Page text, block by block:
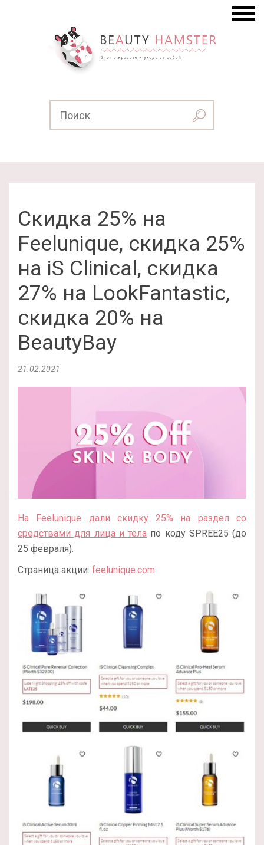
Скидка 25% на
Feelunique, скидка 25%
на iS Clinical, скидка
27% на LookFantastic,
скидка 20% на
BeautyBay
21.02.2021
На Feelunique дали скидку 25% на раздел со
средствами для лица и тела по коду SPREE25 (до
25 февраля).
Страница акции: feelunique.com